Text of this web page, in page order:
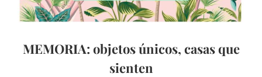
MEMORIA: objetos únicos, casas que
sienten